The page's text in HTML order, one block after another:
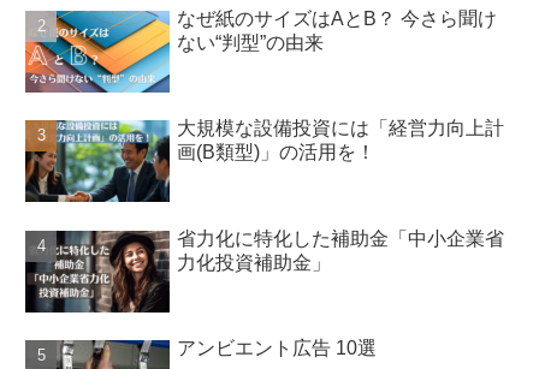
なぜ紙のサイズはAとB？ 今さら聞け
ない“判型”の由来
大規模な設備投資には「経営力向上計
画(B類型)」の活用を！
省力化に特化した補助金「中小企業省
力化投資補助金」
アンビエント広告 10選